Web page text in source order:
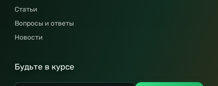
Статьи
Вопросы и ответы
Новости
Будьте в курсе